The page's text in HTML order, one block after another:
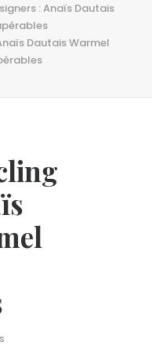
POLICY
: Anaïs Dautais
Dautais Warmel